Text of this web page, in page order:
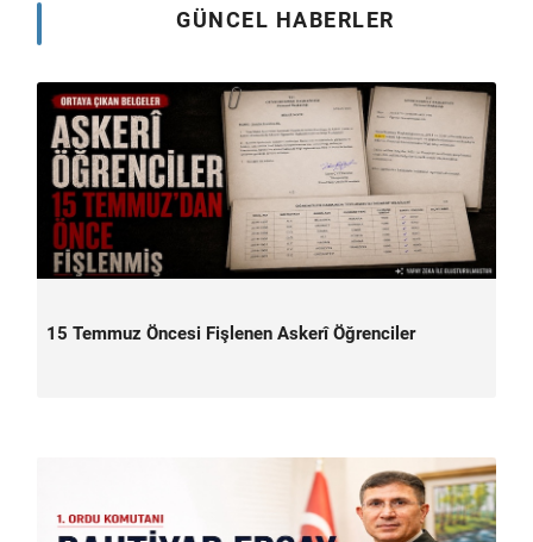
GÜNCEL HABERLER
15 Temmuz Öncesi Fişlenen Askerî Öğrenciler